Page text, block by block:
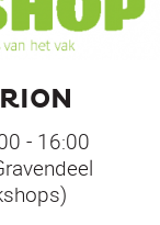
- 16:00